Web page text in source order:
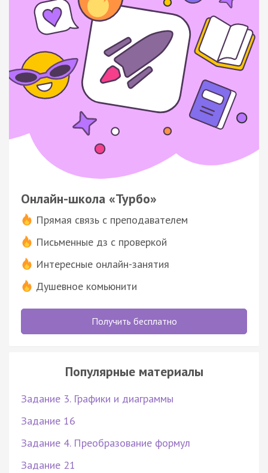
Онлайн-школа «Турбо»
Прямая связь с преподавателем
Письменные дз с проверкой
Интересные онлайн-занятия
Душевное комьюнити
Получить бесплатно
Популярные материалы
Задание 3. Графики и диаграммы
Задание 16
Задание 4. Преобразование формул
Задание 21